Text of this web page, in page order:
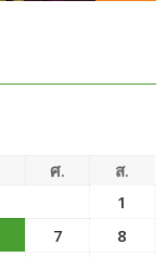
ศ.
ส.
1
7
8